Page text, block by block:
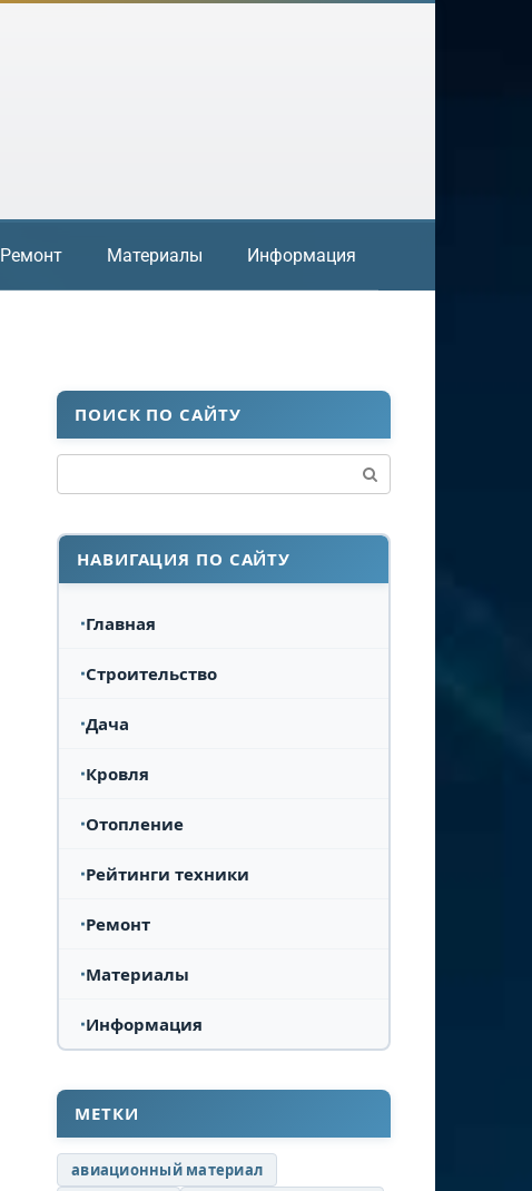
Ремонт Материалы Информация
ПОИСК ПО САЙТУ
НАВИГАЦИЯ ПО САЙТУ
Главная
Строительство
Дача
Кровля
Отопление
Рейтинги техники
Ремонт
Материалы
Информация
МЕТКИ
авиационный материал